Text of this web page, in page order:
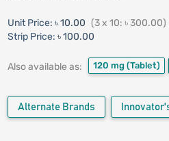
Unit Price: ৳ 10.00 (3 x 10: ৳ 300.00)
Strip Price: ৳ 100.00
Also available as: 120 mg (Tablet)
Alternate Brands